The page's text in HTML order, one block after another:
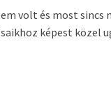
volt és most sincs
képest közel